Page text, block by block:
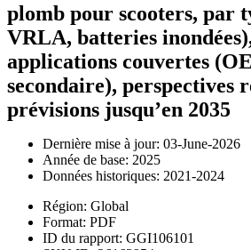
plomb pour scooters, par
VRLA, batteries
applications couvertes
secondaire), perspectives
prévisions jusqu’en 2035
Dernière mise à jour: 03-June-2026
Année de base: 2025
Données historiques: 2021-2024
Région: Global
Format: PDF
ID du rapport: GGI106101